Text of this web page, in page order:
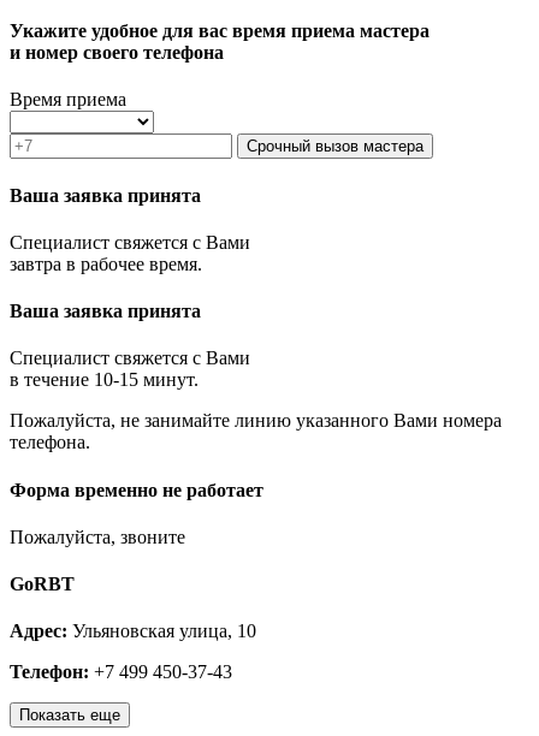
Жуковский
Зарайск
Зеленоград
Ивантеевка
Истра
Кашира
Клин
Королёв
Котельники
Красногорск
Краснознаменск
Кубинка
Ликино-Дулёво
Лобня
Луховицы
Люберцы
Малаховка
Можайск
Москва и МО
Наро-Фоминск
Ногинск
Одинцово
Ожерелье
Укажите удобное для вас время приема мастера
и номер своего телефона
Время приема
Срочный вызов мастера
Ваша заявка принята
Специалист свяжется с Вами
завтра в рабочее время.
Ваша заявка принята
Специалист свяжется с Вами
в течение 10-15 минут.
Пожалуйста, не занимайте линию указанного Вами номера
телефона.
Форма временно не работает
Пожалуйста, звоните
GoRBT
Адрес: Ульяновская улица, 10
Телефон: +7 499 450-37-43
Показать еще